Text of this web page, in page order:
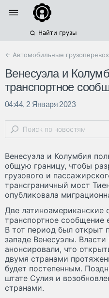
Найти грузы
← Автомобильные
Венесуэла и
транспортное
04:44, 2 Января 2023
Венесуэла и Колумбия
общую границу, чтобы
грузового и
трансграничный мост
опубликовала
Две латиноамериканские
транспортное сообщение
В тот период был открыт
западе Венесуэлы.
анонсировали, что
двумя странами
будет постепенным.
штате Сулия и
странами.